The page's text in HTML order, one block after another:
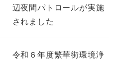
辺夜間パトロールが実施
されました
令和６年度繁華街環境浄